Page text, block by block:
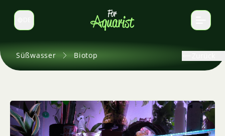
Sprache wechseln
Süßwasser Biotop